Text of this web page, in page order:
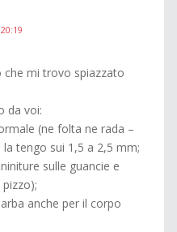
mi trovo spiazzato
da voi:
(ne folta ne rada –
tengo sui 1,5 a 2,5 mm;
sulle guancie e
anche per il corpo